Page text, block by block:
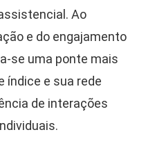
Ao
e do engajamento
se uma ponte mais
índice e sua rede
de interações